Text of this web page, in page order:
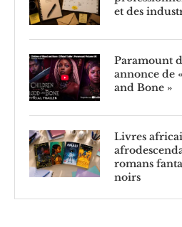
et des
Paramount
annonce de
and Bone »
Livres
romans
noirs